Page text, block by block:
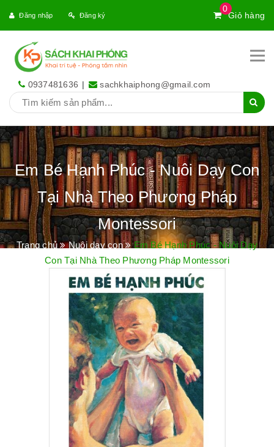
0
Giỏ hàng
Đăng nhập Đăng ký
0937481636 | sachkhaiphong@gmail.com
Em Bé Hạnh Phúc - Nuôi Dạy Con
Tại Nhà Theo Phương Pháp
Montessori
Trang chủ Nuôi dạy con
Em Bé Hạnh Phúc - Nuôi Dạy
Con Tại Nhà Theo Phương Pháp Montessori